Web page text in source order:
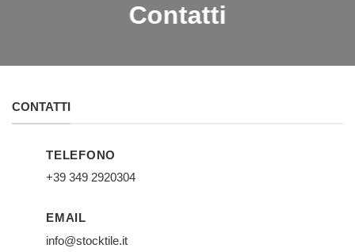
Contatti
CONTATTI
TELEFONO
+39 349 2920304
EMAIL
info@stocktile.it